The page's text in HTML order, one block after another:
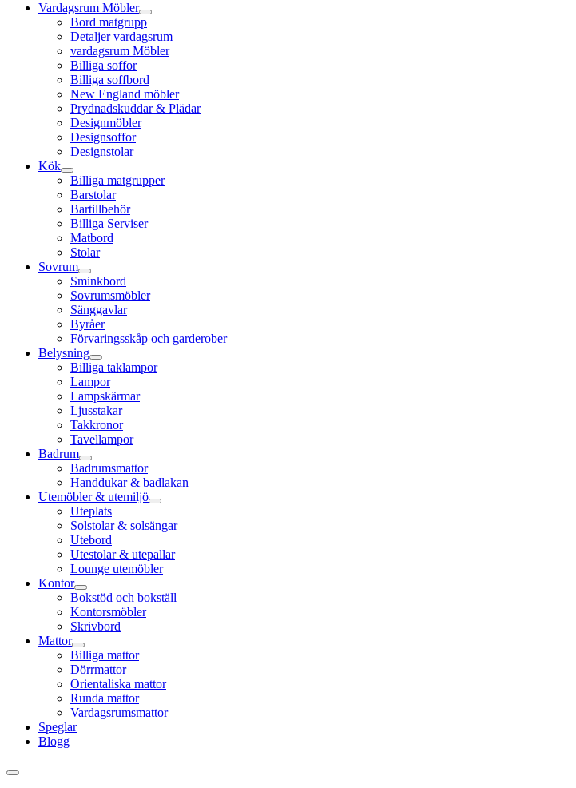
Vardagsrum Möbler
Bord matgrupp
Detaljer vardagsrum
vardagsrum Möbler
Billiga soffor
Billiga soffbord
New England möbler
Prydnadskuddar & Plädar
Designmöbler
Designsoffor
Designstolar
Kök
Billiga matgrupper
Barstolar
Bartillbehör
Billiga Serviser
Matbord
Stolar
Sovrum
Sminkbord
Sovrumsmöbler
Sänggavlar
Byråer
Förvaringsskåp och garderober
Belysning
Billiga taklampor
Lampor
Lampskärmar
Ljusstakar
Takkronor
Tavellampor
Badrum
Badrumsmattor
Handdukar & badlakan
Utemöbler & utemiljö
Uteplats
Solstolar & solsängar
Utebord
Utestolar & utepallar
Lounge utemöbler
Kontor
Bokstöd och bokställ
Kontorsmöbler
Skrivbord
Mattor
Billiga mattor
Dörrmattor
Orientaliska mattor
Runda mattor
Vardagsrumsmattor
Speglar
Blogg